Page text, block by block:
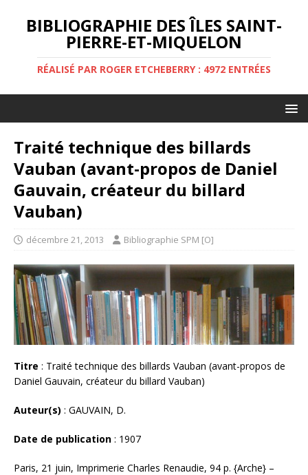
BIBLIOGRAPHIE DES ÎLES SAINT-
PIERRE-ET-MIQUELON
RÉALISÉ PAR ROGER ETCHEBERRY : 4972 ENTRÉES
Traité technique des billards
Vauban (avant-propos de Daniel
Gauvain, créateur du billard
Vauban)
décembre 21, 2013 Bibliographie SPM [O]
Titre : Traité technique des billards Vauban (avant-propos de
Daniel Gauvain, créateur du billard Vauban)
Auteur(s) : GAUVAIN, D.
Date de publication : 1907
Paris, 21 juin, Imprimerie Charles Renaudie, 94 p. {Arche} –